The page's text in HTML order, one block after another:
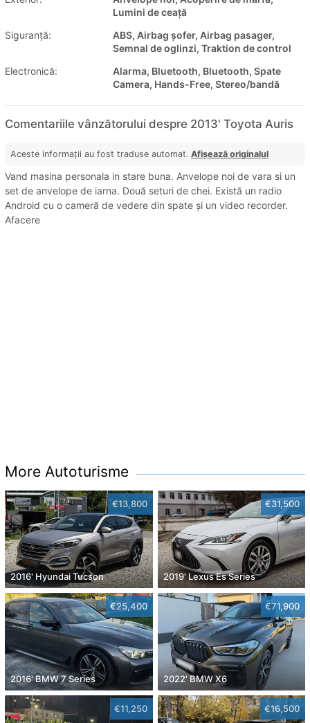
Lumini de ceață
Siguranţă:
ABS, Airbag șofer, Airbag pasager,
Semnal de oglinzi, Traktion de control
Electronică:
Alarma, Bluetooth, Bluetooth, Spate
Camera, Hands-Free, Stereo/bandă
Comentariile vânzătorului despre 2013' Toyota Auris
Aceste informații au fost traduse automat. Afișează originalul
Vand masina personala in stare buna. Anvelope noi de vara si un
set de anvelope de iarna. Două seturi de chei. Există un radio
Android cu o cameră de vedere din spate și un video recorder.
Afacere
More Autoturisme
€13,800
2016' Hyundai Tucson
€31,500
2019' Lexus Es Series
€25,400
2016' BMW 7 Series
€71,900
2022' BMW X6
€11,250 €16,500